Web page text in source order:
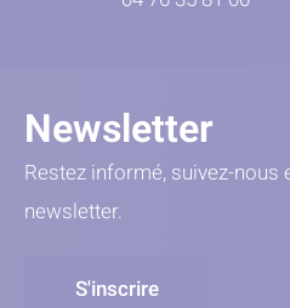
Newsletter
Restez informé, suivez-nous
newsletter.
S'inscrire